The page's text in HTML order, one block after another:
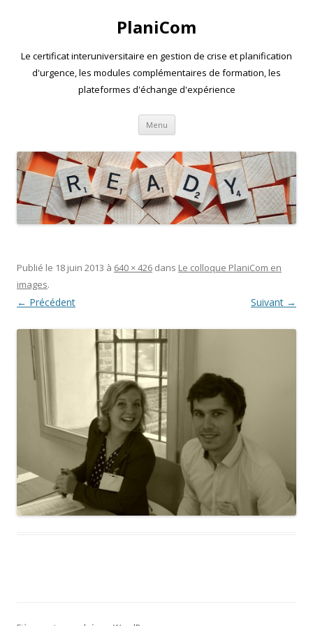
PlaniCom
Le certificat interuniversitaire en gestion de crise et planification
d'urgence, les modules complémentaires de formation, les
plateformes d'échange d'expérience
Menu Aller
contenu
Publié le 18 juin 2013 à 640 × 426 dans Le colloque PlaniCom en
images.
← Précédent Suivant →